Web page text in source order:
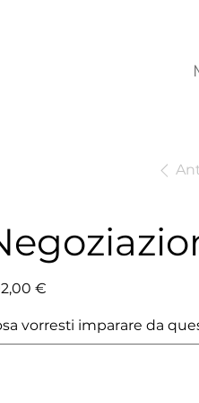
€
vorresti imparare da